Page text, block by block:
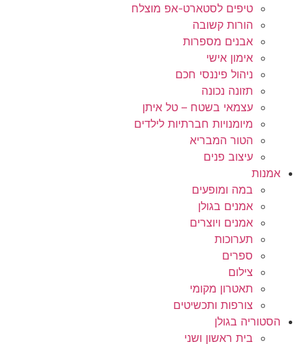
טיפים לסטארט-אפ מוצלח
הורות קשובה
אבנים מספרות
אימון אישי
ניהול פיננסי חכם
תזונה נכונה
עצמאי בשטח – טל איתן
מיומנויות חברתיות לילדים
הטור המבריא
עיצוב פנים
אמנות
במה ומופעים
אמנים בגולן
אמנים ויוצרים
תערוכות
ספרים
צילום
תאטרון מקומי
צורפות ותכשיטים
הסטוריה בגולן
בית ראשון ושני